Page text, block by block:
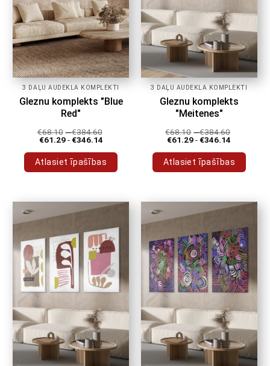
3 DAĻU AUDEKLA KOMPLEKTI
Gleznu komplekts "Blue
Red"
€68.10 -€384.60
€61.29-€346.14
Atlasiet īpašības
ir
vairāki
varianti.
Variantus
var
izvēlēties
produkta
lapā
3 DAĻU AUDEKLA KOMPLEKTI
Gleznu komplekts
"Meitenes"
€68.10 -€384.60
€61.29-€346.14
Atlasiet īpašības
ir
vairāki
Variantus
var
izvēlēties
produkta
lapā